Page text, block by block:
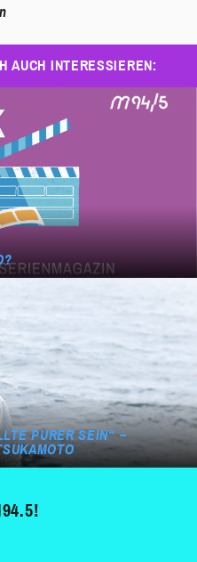
AUCH INTERESSIEREN:
PURER SEIN“ –